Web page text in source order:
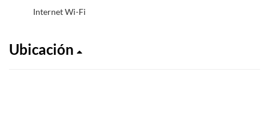
Internet Wi-Fi
Ubicación